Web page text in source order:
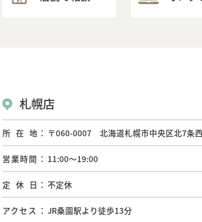
札幌店
所在地 〒060-0007 北海道札幌市中央区北7条
営業時間 11:00〜19:00
定休日 不定休
アクセス JR桑園駅より徒歩13分